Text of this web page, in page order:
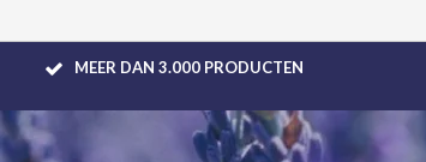
MEER DAN 3.000 PRODUCTEN